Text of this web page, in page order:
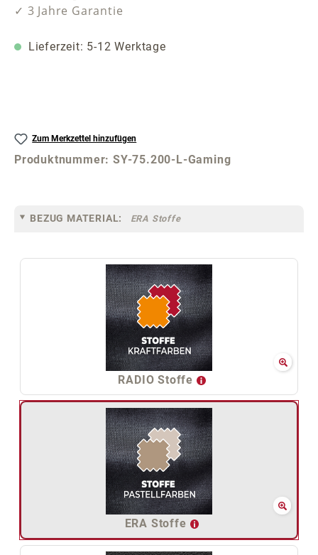
✓ 3 Jahre Garantie
Lieferzeit: 5-12 Werktage
Zum Merkzettel hinzufügen
Produktnummer:SY-75.200-L-Gaming
BEZUG MATERIAL: ERA Stoffe
RADIO Stoffe
ERA Stoffe